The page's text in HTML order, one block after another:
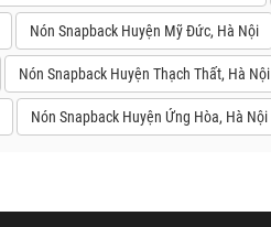
Nón Snapback Huyện Mỹ Đức, Hà Nội
Nón Snapback Huyện Thạch Thất, Hà Nội
Nón Snapback Huyện Ứng Hòa, Hà Nội